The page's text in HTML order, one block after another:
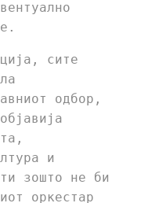
сите
одбор,
и
зошто не би
оркестар